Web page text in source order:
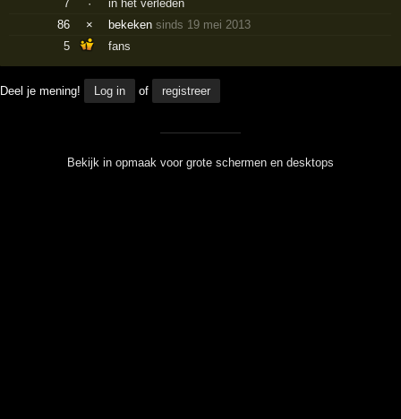
7
·
in het verleden
86
× bekekensinds 19 mei 2013
5
fans
Deel je mening! Log in of registreer
Bekijk in opmaak voor grote schermen en desktops